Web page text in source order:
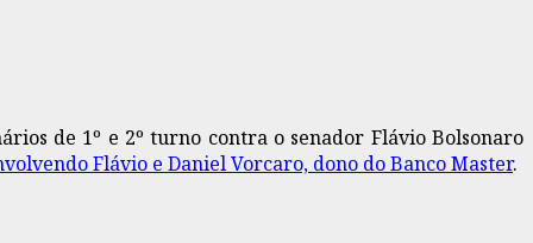
de 1º e 2º turno contra o senador Flávio Bolsonaro
Flávio e Daniel Vorcaro, dono do Banco Master.